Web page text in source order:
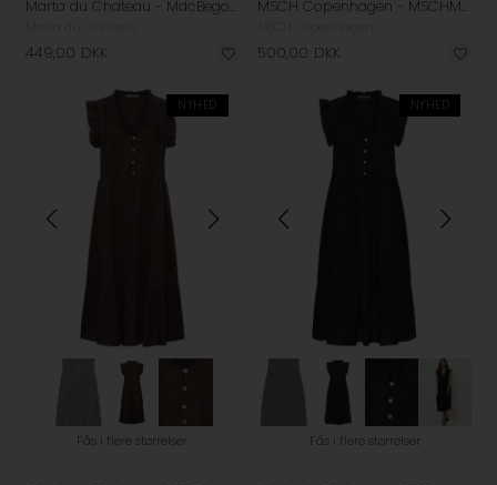
Marta du Chateau - MdcBegonia Kjole - Old Rose
449,00 DKK
MSCH Copenhagen - MSCHMercy East Kjole - Black
500,00 DKK
NYHED
Fås i flere størrelser
NYHED
Fås i flere størrelser